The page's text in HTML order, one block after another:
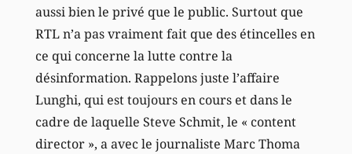
aussi bien le privé que le public. Surtout que
RTL n’a pas vraiment fait que des étincelles en
ce qui concerne la lutte contre la
désinformation. Rappelons juste l’affaire
Lunghi, qui est toujours en cours et dans le
cadre de laquelle Steve Schmit, le « content
director », a avec le journaliste Marc Thoma